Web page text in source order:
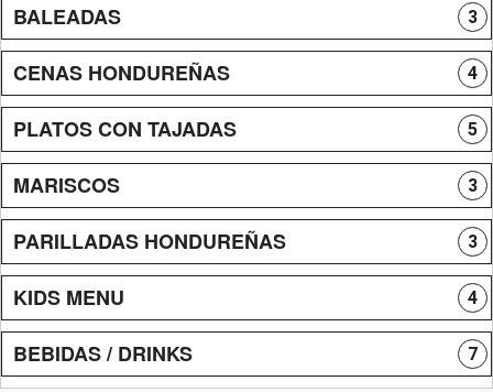
BALEADAS 3
CENAS HONDUREÑAS 4
PLATOS CON TAJADAS 5
MARISCOS 3
PARILLADAS HONDUREÑAS 3
KIDS MENU 4
BEBIDAS / DRINKS 7